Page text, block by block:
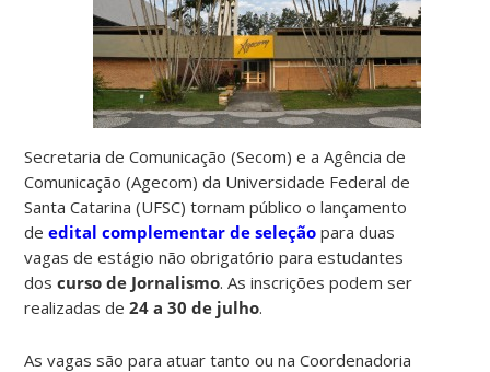
Secretaria de Comunicação (Secom) e a Agência de
Comunicação (Agecom) da Universidade Federal de
Santa Catarina (UFSC) tornam público o lançamento
deedital complementar de seleção para duas
vagas de estágio não obrigatório para estudantes
doscurso de Jornalismo. As inscrições podem ser
realizadas de24 a 30 de julho.
As vagas são para atuar tanto ou na Coordenadoria